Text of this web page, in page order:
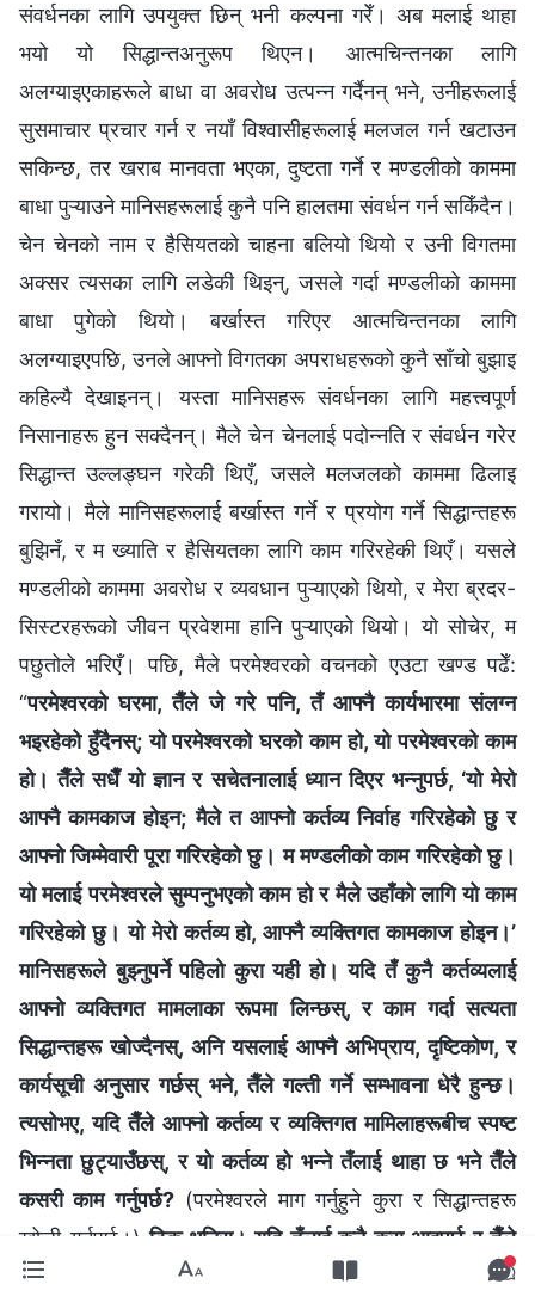
संवर्धनका लागि उपयुक्त छिन् भनी कल्पना गरेँ। अब मलाई थाहा
भयो यो सिद्धान्तअनुरूप थिएन। आत्मचिन्तनका लागि
अलग्याइएकाहरूले बाधा वा अवरोध उत्पन्न गर्दैनन् भने, उनीहरूलाई
सुसमाचार प्रचार गर्न र नयाँ विश्वासीहरूलाई मलजल गर्न खटाउन
सकिन्छ, तर खराब मानवता भएका, दुष्टता गर्ने र मण्डलीको काममा
बाधा पुऱ्याउने मानिसहरूलाई कुनै पनि हालतमा संवर्धन गर्न सकिँदैन।
चेन चेनको नाम र हैसियतको चाहना बलियो थियो र उनी विगतमा
अक्सर त्यसका लागि लडेकी थिइन्, जसले गर्दा मण्डलीको काममा
बाधा पुगेको थियो। बर्खास्त गरिएर आत्मचिन्तनका लागि
अलग्याइएपछि, उनले आफ्नो विगतका अपराधहरूको कुनै साँचो बुझाइ
कहिल्यै देखाइनन्। यस्ता मानिसहरू संवर्धनका लागि महत्त्वपूर्ण
निसानाहरू हुन सक्दैनन्। मैले चेन चेनलाई पदोन्नति र संवर्धन गरेर
सिद्धान्त उल्लङ्घन गरेकी थिएँ, जसले मलजलको काममा ढिलाइ
गरायो। मैले मानिसहरूलाई बर्खास्त गर्ने र प्रयोग गर्ने सिद्धान्तहरू
बुझिनँ, र म ख्याति र हैसियतका लागि काम गरिरहेकी थिएँ। यसले
मण्डलीको काममा अवरोध र व्यवधान पुऱ्याएको थियो, र मेरा ब्रदर-
सिस्टरहरूको जीवन प्रवेशमा हानि पुऱ्याएको थियो। यो सोचेर, म
पछुतोले भरिएँ। पछि, मैले परमेश्‍वरको वचनको एउटा खण्ड पढेँ:
“परमेश्‍वरको घरमा, तैँले जे गरे पनि, तँ आफ्‍नै कार्यभारमा संलग्न
भइरहेको हुँदैनस्; यो परमेश्‍वरको घरको काम हो, यो परमेश्‍वरको काम
हो। तैँले सधैँ यो ज्ञान र सचेतनालाई ध्यान दिएर भन्‍नुपर्छ, ‘यो मेरो
आफ्‍नै कामकाज होइन; मैले त आफ्नो कर्तव्य निर्वाह गरिरहेको छु र
आफ्नो जिम्‍मेवारी पूरा गरिरहेको छु। म मण्डलीको काम गरिरहेको छु।
यो मलाई परमेश्‍वरले सुम्पनुभएको काम हो र मैले उहाँको लागि यो काम
गरिरहेको छु। यो मेरो कर्तव्य हो, आफ्‍नै व्यक्तिगत कामकाज होइन।’
मानिसहरूले बुझ्‍नुपर्ने पहिलो कुरा यही हो। यदि तँ कुनै कर्तव्यलाई
आफ्नो व्यक्तिगत मामलाका रूपमा लिन्छस्, र काम गर्दा सत्यता
सिद्धान्तहरू खोज्दैनस्, अनि यसलाई आफ्‍नै अभिप्राय, दृष्टिकोण, र
कार्यसूची अनुसार गर्छस् भने, तैँले गल्ती गर्ने सम्‍भावना धेरै हुन्छ।
त्यसोभए, यदि तैँले आफ्‍नो कर्तव्य र व्यक्तिगत मामिलाहरूबीच स्पष्ट
भिन्‍नता छुट्याउँछस्, र यो कर्तव्य हो भन्‍ने तँलाई थाहा छ भने तैँले
कसरी काम गर्नुपर्छ?(परमेश्‍वरले माग गर्नुहुने कुरा र सिद्धान्तहरू
खोजी गर्नुपर्छ।)ठिक भनिस्। यदि तँलाई कुनै कुरा आइपर्छ र तैँले
सत्यता बुझ्दैनस्, अनि तँसँग केही विचार छ तर तँलाई अझै कुराहरू